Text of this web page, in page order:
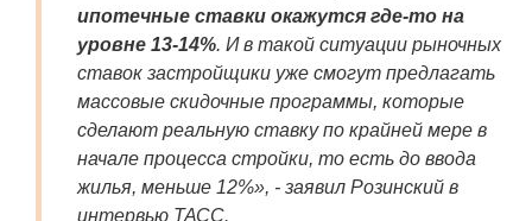
ипотечные ставки окажутся где-то на
уровне 13-14%. И в такой ситуации рыночных
ставок застройщики уже смогут предлагать
массовые скидочные программы, которые
сделают реальную ставку по крайней мере в
начале процесса стройки, то есть до ввода
жилья, меньше 12%», - заявил Розинский в
интервью ТАСС.